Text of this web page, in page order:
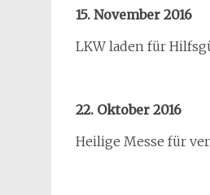
15. November 2016
LKW laden für
22. Oktober 2016
Heilige Messe für